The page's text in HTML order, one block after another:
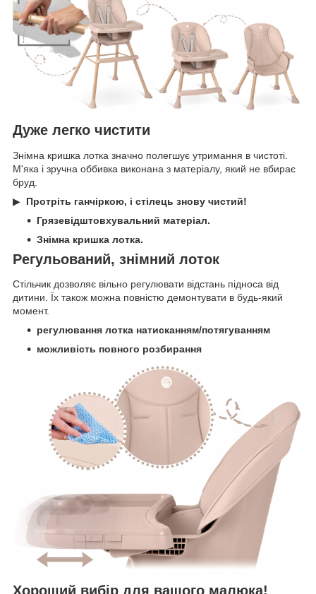
Дуже легко чистити
Знімна кришка лотка значно полегшує утримання в чистоті.
М'яка і зручна оббивка виконана з матеріалу, який не вбирає
бруд.
▶ Протріть ганчіркою, і стілець знову чистий!
Грязевідштовхувальний матеріал.
Знімна кришка лотка.
Регульований, знімний лоток
Стільчик дозволяє вільно регулювати відстань підноса від
дитини. Їх також можна повністю демонтувати в будь-який
момент.
регулювання лотка натисканням/потягуванням
можливість повного розбирання
Хороший вибір для вашого малюка!